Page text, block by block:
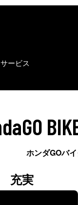
ービス
ホンダGOバ
充実